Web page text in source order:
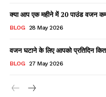
क्या आप एक महीने में 20 पाउंड वजन
BLOG 28 May 2026
वजन घटाने के लिए आपको प्रतिदिन
BLOG 27 May 2026